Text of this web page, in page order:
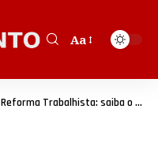
Aa
Reforma Trabalhista: saiba o que mudou nos seus direitos e como isso impacta você!